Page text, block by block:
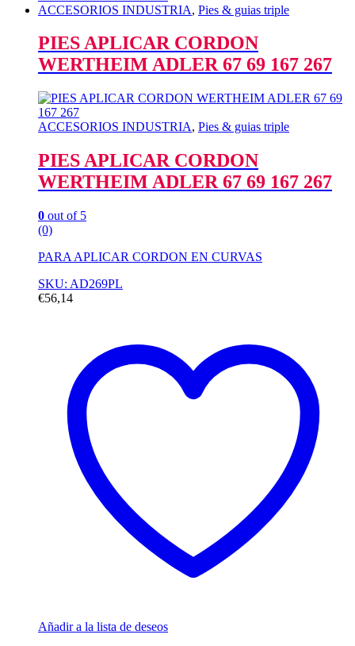
ACCESORIOS INDUSTRIA, Pies & guias triple
PIES APLICAR CORDON
WERTHEIM ADLER 67 69 167 267
ACCESORIOS INDUSTRIA, Pies & guias triple
PIES APLICAR CORDON
WERTHEIM ADLER 67 69 167 267
0 out of 5
(0)
PARA APLICAR CORDON EN CURVAS
SKU: AD269PL
€56,14
Añadir a la lista de deseos